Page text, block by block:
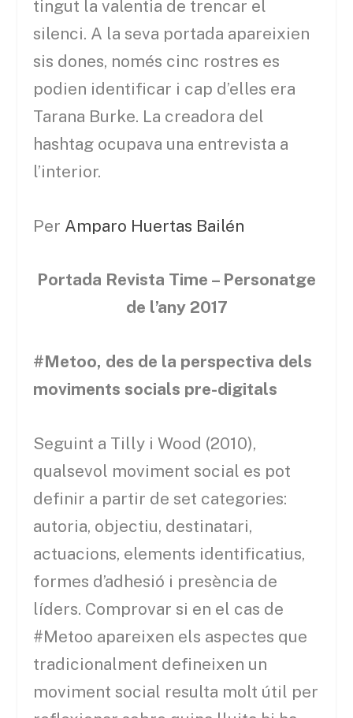
tingut la valentia de trencar el
silenci. A la seva portada apareixien
sis dones, només cinc rostres es
podien identificar i cap d’elles era
Tarana Burke. La creadora del
hashtag ocupava una entrevista a
l’interior.
Per Amparo Huertas Bailén
Portada Revista Time – Personatge
de l’any 2017
#Metoo, des de la perspectiva dels
moviments socials pre-digitals
Seguint a Tilly i Wood (2010),
qualsevol moviment social es pot
definir a partir de set categories:
autoria, objectiu, destinatari,
actuacions, elements identificatius,
formes d’adhesió i presència de
líders. Comprovar si en el cas de
#Metoo apareixen els aspectes que
tradicionalment defineixen un
moviment social resulta molt útil per